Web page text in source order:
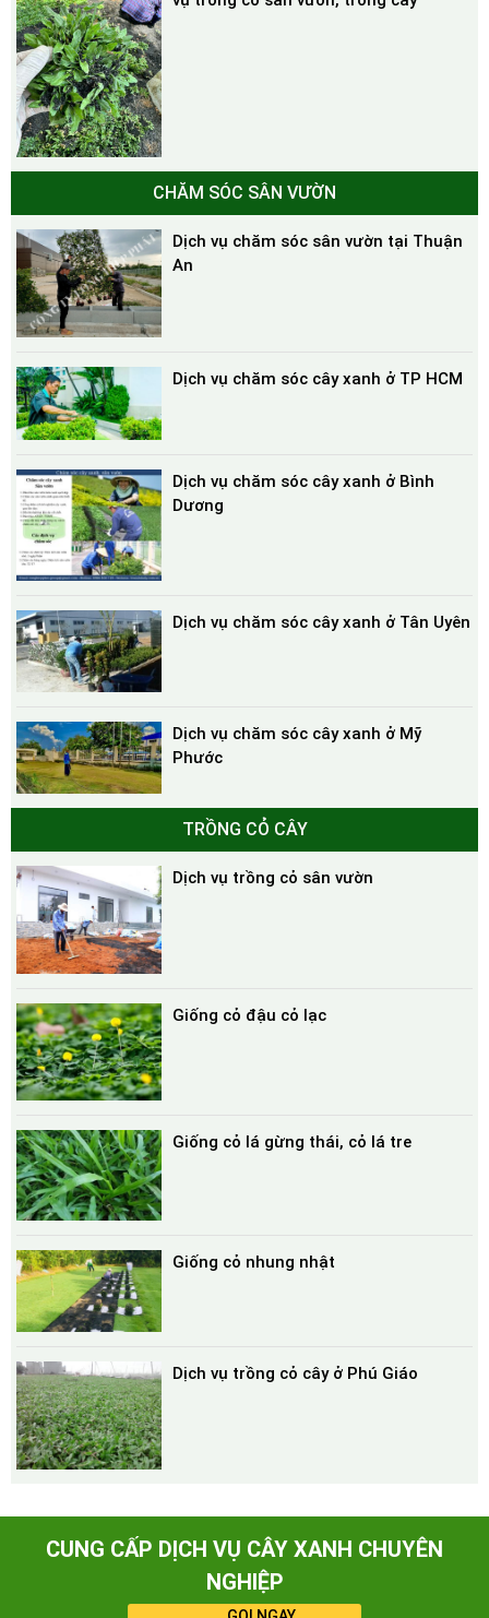
CHĂM SÓC SÂN VƯỜN
Dịch vụ chăm sóc sân vườn tại Thuận
An
Dịch vụ chăm sóc cây xanh ở TP HCM
Dịch vụ chăm sóc cây xanh ở Bình
Dương
Dịch vụ chăm sóc cây xanh ở Tân Uyên
Dịch vụ chăm sóc cây xanh ở Mỹ
Phước
TRỒNG CỎ CÂY
Dịch vụ trồng cỏ sân vườn
Giống cỏ đậu cỏ lạc
Giống cỏ lá gừng thái, cỏ lá tre
Giống cỏ nhung nhật
Dịch vụ trồng cỏ cây ở Phú Giáo
CUNG CẤP DỊCH VỤ CÂY XANH CHUYÊN
NGHIỆP